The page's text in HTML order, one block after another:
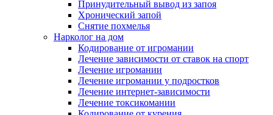
Принудительный вывод из запоя
Хронический запой
Снятие похмелья
Нарколог на дом
Кодирование от игромании
Лечение зависимости от ставок на спорт
Лечение игромании
Лечение игромании у подростков
Лечение интернет-зависимости
Лечение токсикомании